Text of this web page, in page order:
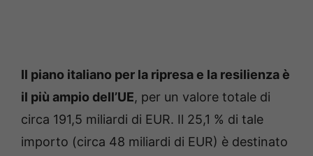
Il piano italiano per la ripresa e la resilienza è
il più ampio dell’UE, per un valore totale di
circa 191,5 miliardi di EUR. Il 25,1 % di tale
importo (circa 48 miliardi di EUR) è destinato